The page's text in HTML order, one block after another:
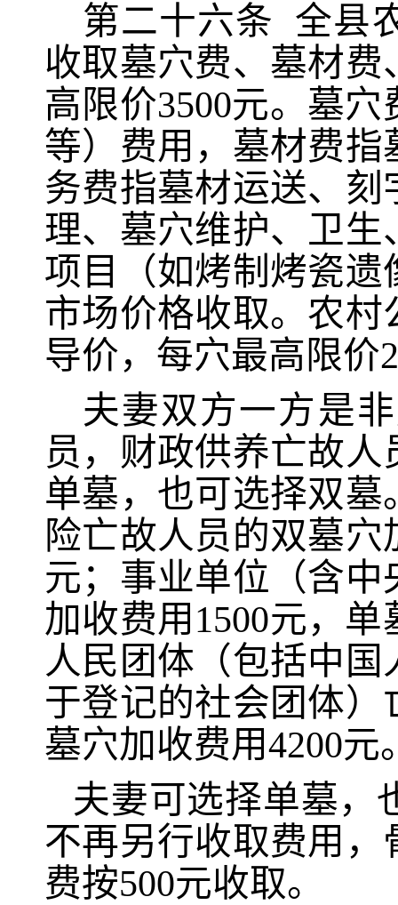
第二十六条
全县
收取墓穴费、墓材
高限价3500元。墓
等）费用，墓材费
务费指墓材运送、
理、墓穴维护、卫
项目（如烤制烤瓷
市场价格收取。农
导价，每穴最高限价
夫妻双方一方是
员，财政供养亡故人
单墓，也可选择双
险亡故人员的双墓穴
元；事业单位（含
加收费用1500元，
人民团体（包括中
于登记的社会团体）
墓穴加收费用4200元
夫妻可选择单墓，
不再另行收取费用
费按500元收取。